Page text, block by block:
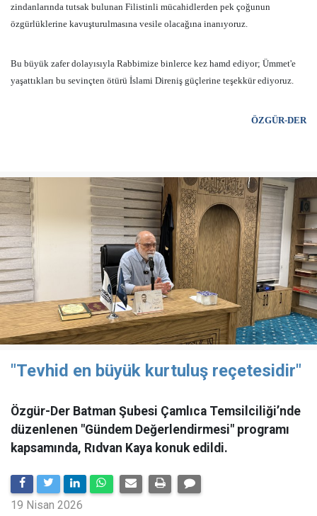
zindanlarında tutsak bulunan Filistinli mücahidlerden pek çoğunun
özgürlüklerine kavuşturulmasına vesile olacağına inanıyoruz.
Bu büyük zafer dolayısıyla Rabbimize binlerce kez hamd ediyor; Ümmet'e
yaşattıkları bu sevinçten ötürü İslami Direniş güçlerine teşekkür ediyoruz.
ÖZGÜR-DER
"Tevhid en büyük kurtuluş reçetesidir"
Özgür-Der Batman Şubesi Çamlıca Temsilciliği’nde
düzenlenen "Gündem Değerlendirmesi" programı
kapsamında, Rıdvan Kaya konuk edildi.
19 Nisan 2026